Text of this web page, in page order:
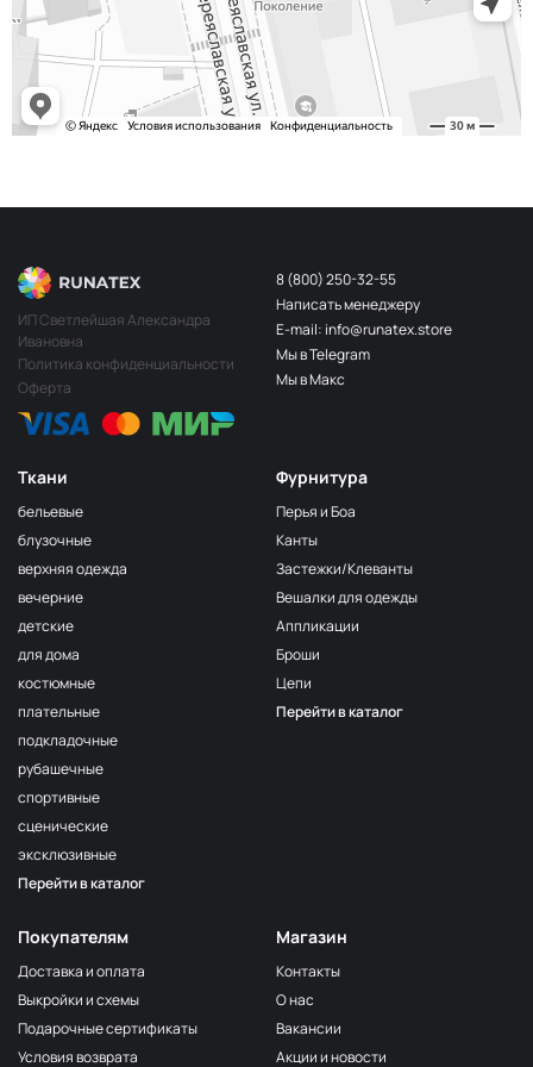
243/2
2Бл.Бирюзовый МП-20-243/2
S248
Св.Бирюза
2400000683254
203/3
3Т.Бирюзовый
МП-20-203/3
(Т.Бирюзовый)
МП-20-198
2Т.Бирюзовый
МП-20-203/2
1Св.Бирюзовый
Аквамарин(Т.Бирюзовый)
МП-20-245
F222/2
волна
МП-20-F222/2
МП-20-F222/3
F257 Аквамарин
МП-20-F257
203/1
1Т.Бирюзовый
F254 Лагуна
4Св.Бирюзовый
F224/2
2Океанская
309/1 1Т.Серый
МП-20-309/1
F206 Бл.Бирюза
МП-20-F206
F321/1 Океан
МП-20-F321/1
191/2
Ткани
бельевые
блузочные
верхняя одежда
вечерние
детские
для дома
костюмные
плательные
подкладочные
рубашечные
спортивные
сценические
эксклюзивные
Перейти в каталог
Фурнитура
Перья и Боа
Канты
Застежки/Клеванты
Вешалки для одежды
Аппликации
Броши
Цепи
Перейти в каталог
Покупателям
Доставка и оплата
Выкройки и схемы
Подарочные сертификаты
Условия возврата
Магазин
Контакты
О нас
Вакансии
Акции и новости
ИП Светлейшая Александра
Ивановна
Политика конфиденциальности
Оферта
8 (800) 250-32-55
Написать менеджеру
E-mail: info@runatex.store
Мы в Telegram
Мы в Макс